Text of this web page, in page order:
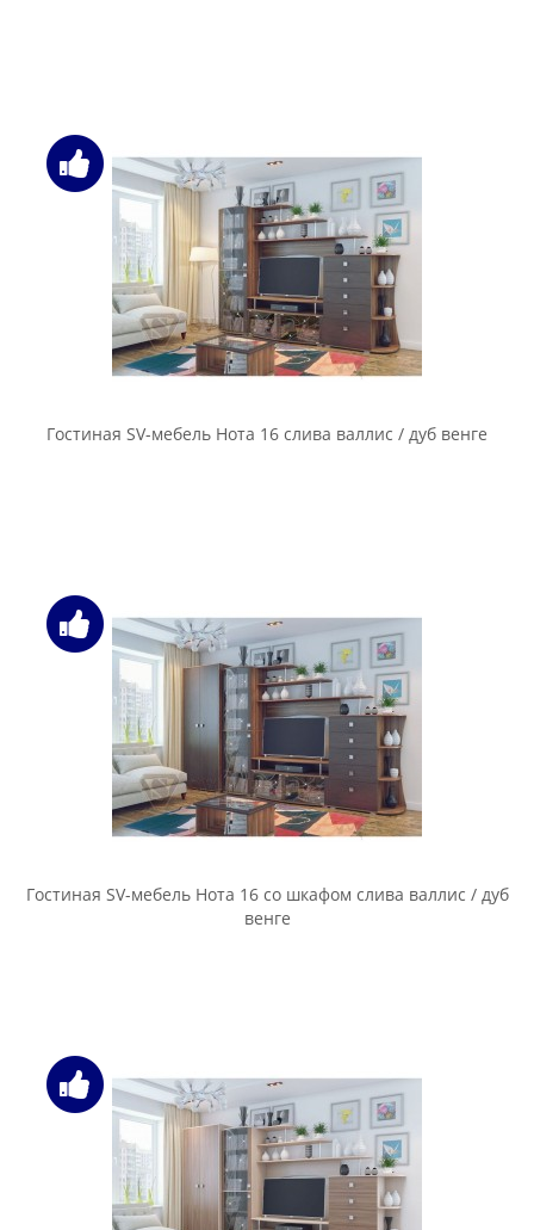
Гостиная SV-мебель Нота 16 слива валлис / дуб венге
Гостиная SV-мебель Нота 16 со шкафом слива валлис / дуб
венге